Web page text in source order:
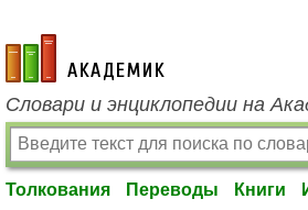
academic.ru
Словари и энциклопедии на
Толкования Переводы Книги